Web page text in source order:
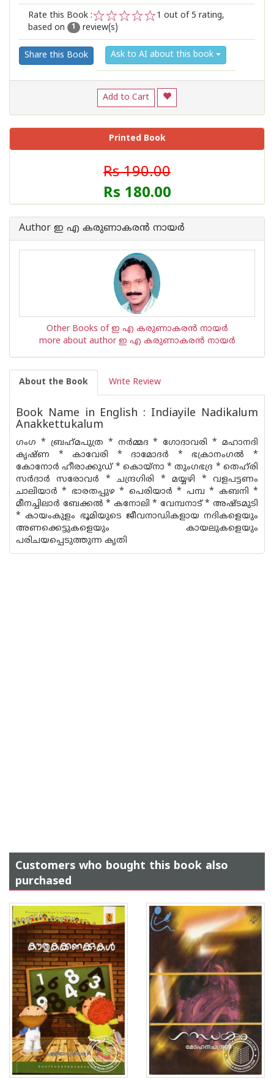
Rate this Book :
2
1
1 out of 5 rating,
based on
1 review(s)
Share this Book Ask to AI about this book
Add to Cart
Printed Book
Rs 190.00
Rs 180.00
Author ഇ എ കരുണാകര‌ന്‍ നായര്‍
Other Books of ഇ എ കരുണാകര‌ന്‍ നായര്‍
more about author ഇ എ കരുണാകര‌ന്‍ നായര്‍
About the Book Write Review
Book Name in English : Indiayile Nadikalum
Anakkettukalum
ഗംഗ * ബ്രഹ്‌മപുത്ര * നർമ്മദ * ഗോദാവരി * മഹാനദി
കൃഷ്ണ * കാവേരി * ദാമോദർ * ഭക്രാനംഗൽ *
കോനോർ ഹീരാക്കുഡ് * കൊയ്‌നാ * തുംഗഭദ്ര * തെഹ്‌രി
സർദാർ സരോവർ * ചന്ദ്രഗിരി * മയ്യഴി * വളപട്ടണം
ചാലിയാർ * ഭാരതപ്പുഴ * പെരിയാർ * പമ്പ * കബനി *
മീനച്ചിലാർ ബേക്കൽ * കനോലി * വേമ്പനാട് * അഷ്ടമുടി
* കായംകുളം ഭൂമിയുടെ ജീവനാഡികളായ നദികളെയും
അണക്കെട്ടുകളെയും കായലുകളെയും
പരിചയപ്പെടുത്തുന്ന കൃതി
Customers who bought this book also
purchased